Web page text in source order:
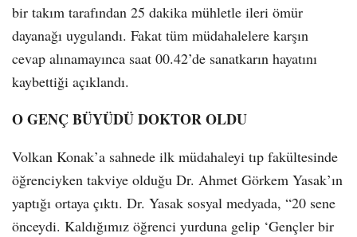
bir takım tarafından 25 dakika mühletle ileri ömür
dayanağı uygulandı. Fakat tüm müdahalelere karşın
cevap alınamayınca saat 00.42’de sanatkarın hayatını
kaybettiği açıklandı.
O GENÇ BÜYÜDÜ DOKTOR OLDU
Volkan Konak’a sahnede ilk müdahaleyi tıp fakültesinde
öğrenciyken takviye olduğu Dr. Ahmet Görkem Yasak’ın
yaptığı ortaya çıktı. Dr. Yasak sosyal medyada, “20 sene
önceydi. Kaldığımız öğrenci yurduna gelip ‘Gençler bir